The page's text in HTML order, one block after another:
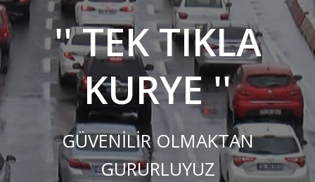
'' TEK TIKLA
KURYE ''
GÜVENİLİR OLMAKTAN
GURURLUYUZ